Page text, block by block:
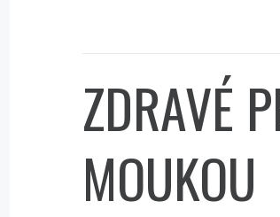
ZDRAVÉ
MOUKOU